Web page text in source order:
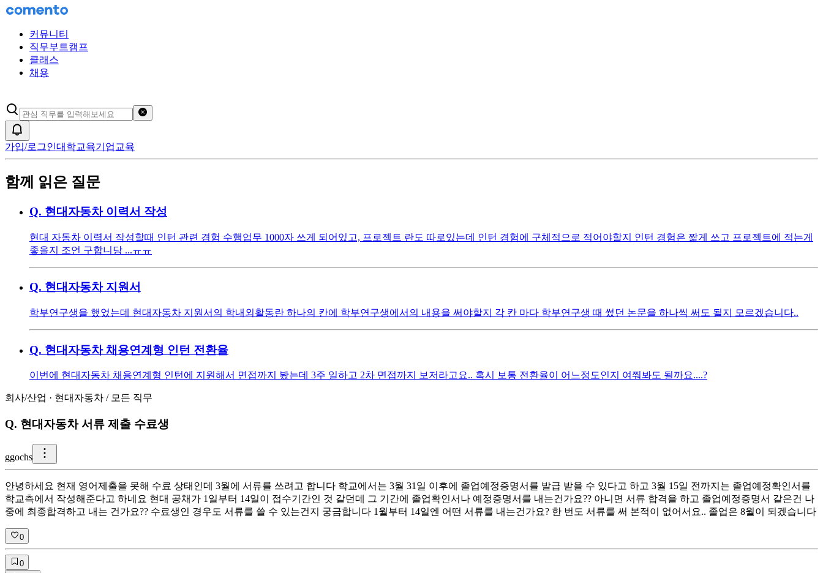
커뮤니티
직무부트캠프
클래스
채용
가입/로그인대학교육기업교육
함께 읽은 질문
Q. 현대자동차 이력서 작성
현대 자동차 이력서 작성할때 인턴 관련 경험 수행업무 1000자 쓰게 되어있고, 프로젝트 란도 따로있는데 인턴 경험에 구체적으로 적어야할지 인턴 경험은 짧게 쓰고 프로젝트에 적는게
좋을지 조언 구합니당 ...ㅠㅠ
Q. 현대자동차 지원서
학부연구생을 했었는데 현대자동차 지원서의 학내외활동란 하나의 칸에 학부연구생에서의 내용을 써야할지 각 칸 마다 학부연구생 때 썼던 논문을 하나씩 써도 될지 모르겠습니다..
Q. 현대자동차 채용연계형 인턴 전환율
이번에 현대자동차 채용연계형 인턴에 지원해서 면접까지 봤는데 3주 일하고 2차 면접까지 보저라고요.. 혹시 보통 전환율이 어느정도인지 여쭤봐도 될까요....?
회사/산업 · 현대자동차 / 모든 직무
Q. 현대자동차 서류 제출 수료생
ggochs
안녕하세요 현재 영어제출을 못해 수료 상태인데 3월에 서류를 쓰려고 합니다 학교에서는 3월 31일 이후에 졸업예정증명서를 발급 받을 수 있다고 하고 3월 15일 전까지는 졸업예정확인서를
학교측에서 작성해준다고 하네요 현대 공채가 1일부터 14일이 접수기간인 것 같던데 그 기간에 졸업확인서나 예정증명서를 내는건가요?? 아니면 서류 합격을 하고 졸업예정증명서 같은건 나
중에 최종합격하고 내는 건가요?? 수료생인 경우도 서류를 쓸 수 있는건지 궁금합니다 1월부터 14일엔 어떤 서류를 내는건가요? 한 번도 서류를 써 본적이 없어서요.. 졸업은 8월이 되겠습니다
0
0